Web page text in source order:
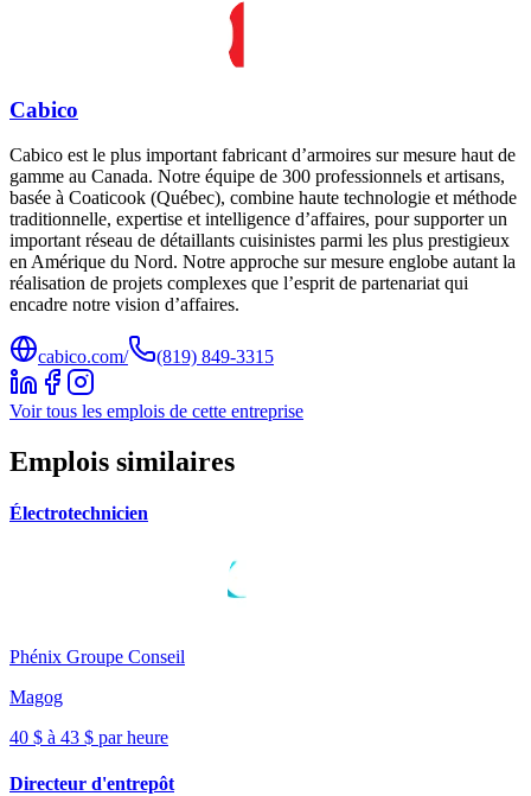
Cabico
Cabico est le plus important fabricant d’armoires sur mesure haut de
gamme au Canada. Notre équipe de 300 professionnels et artisans,
basée à Coaticook (Québec), combine haute technologie et méthode
traditionnelle, expertise et intelligence d’affaires, pour supporter un
important réseau de détaillants cuisinistes parmi les plus prestigieux
en Amérique du Nord. Notre approche sur mesure englobe autant la
réalisation de projets complexes que l’esprit de partenariat qui
encadre notre vision d’affaires.
cabico.com/ (819) 849-3315
Voir tous les emplois de cette entreprise
Emplois similaires
Électrotechnicien
Phénix Groupe Conseil
Magog
40 $ à 43 $ par heure
Directeur d'entrepôt